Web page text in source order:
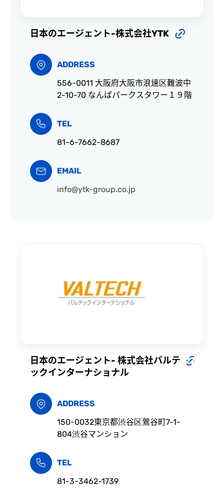
日本のエージェント-株式会社YTK
ADDRESS
556-0011 大阪府大阪市浪速区難波中
2-10-70 なんばパークスタワー１９階
TEL
81-6-7662-8687
EMAIL
info@ytk-group.co.jp
日本のエージェント- 株式会社バルテ
ックインターナショナル
ADDRESS
150-0032東京都渋谷区鶯谷町7-1-
804渋谷マンション
TEL
81-3-3462-1739